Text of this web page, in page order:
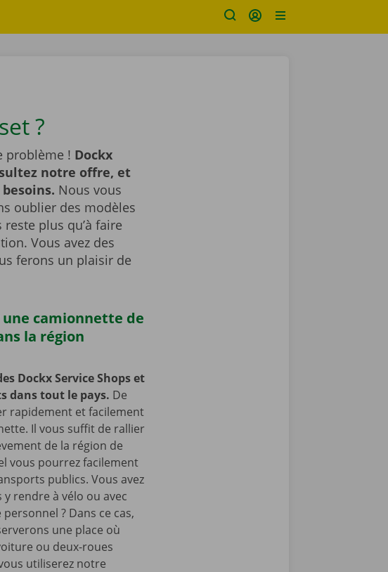
?
problème ! Dockx
notre offre, et
Nous vous
oublier des modèles
plus qu’à faire
Vous avez des
ferons un plaisir de
une camionnette de
la région
Dockx Service Shops et
dans tout le pays. De
rapidement et facilement
Il vous suffit de rallier
de la région de
vous pourrez facilement
publics. Vous avez
y rendre à vélo ou avec
? Dans ce cas,
une place où
ou deux-roues
utiliserez notre